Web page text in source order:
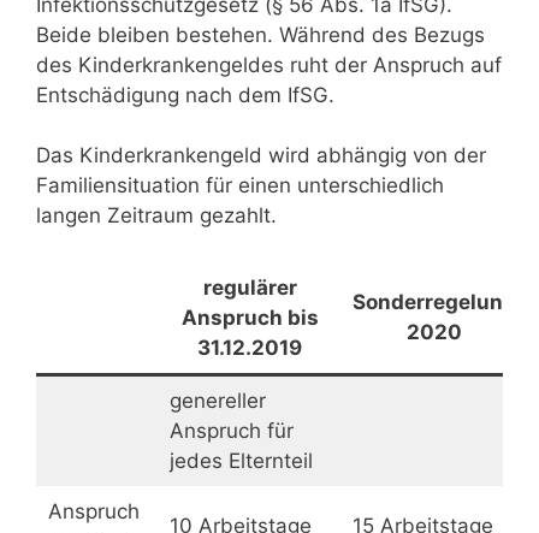
Beide bleiben bestehen. Während des Bezugs
des Kinderkrankengeldes ruht der Anspruch auf
Entschädigung nach dem IfSG.
Das Kinderkrankengeld wird abhängig von der
Familiensituation für einen unterschiedlich
langen Zeitraum gezahlt.
regulärer
Anspruch bis
31.12.2019
Sonderregelung
2020
genereller
Anspruch für
jedes Elternteil
Anspruch
10 Arbeitstage 15 Arbeitstage